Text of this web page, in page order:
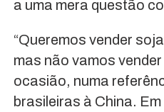
a uma mera questão
“Queremos vender
mas não vamos
ocasião, numa
brasileiras à China.